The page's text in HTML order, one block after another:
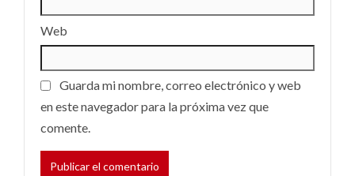
Web
Guarda mi nombre, correo electrónico y web
en este navegador para la próxima vez que
comente.